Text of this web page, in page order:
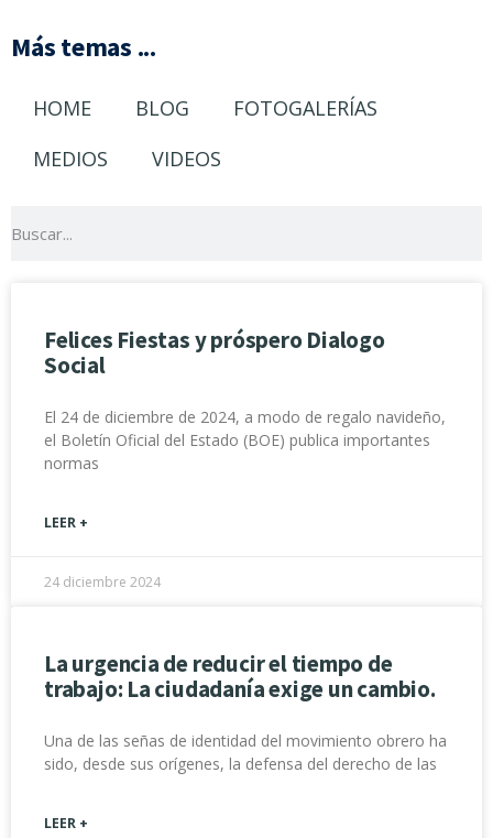
Más temas ...
HOME BLOG
FOTOGALERÍAS
MEDIOS
VIDEOS
Felices Fiestas y próspero Dialogo
Social
El 24 de diciembre de 2024, a modo de regalo navideño,
el Boletín Oficial del Estado (BOE) publica importantes
normas
LEER +
24 diciembre 2024
La urgencia de reducir el tiempo de
trabajo: La ciudadanía exige un cambio.
Una de las señas de identidad del movimiento obrero ha
sido, desde sus orígenes, la defensa del derecho de las
LEER +